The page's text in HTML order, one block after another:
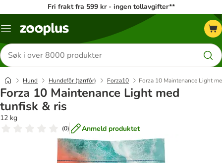
Fri frakt fra 599 kr - ingen tollavgifter**
Katalogmeny
Søk
etter
produkter
Hund Hundefôr (tørrfôr) Forza10 Forza 10 Maintenance Light
Forza 10 Maintenance Light med
tunfisk & ris
12 kg
(0) Anmeld produktet